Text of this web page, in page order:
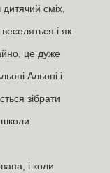
сміх,
і як
це дуже
Альоні і
зібрати
школи.
і коли